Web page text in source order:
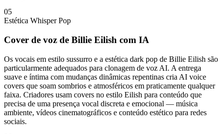
05
Estética Whisper Pop
Cover de voz de Billie Eilish com IA
Os vocais em estilo sussurro e a estética dark pop de Billie Eilish são
particularmente adequados para clonagem de voz AI. A entrega
suave e íntima com mudanças dinâmicas repentinas cria AI voice
covers que soam sombrios e atmosféricos em praticamente qualquer
faixa. Criadores usam covers no estilo Eilish para conteúdo que
precisa de uma presença vocal discreta e emocional — música
ambiente, vídeos cinematográficos e conteúdo estético para redes
sociais.